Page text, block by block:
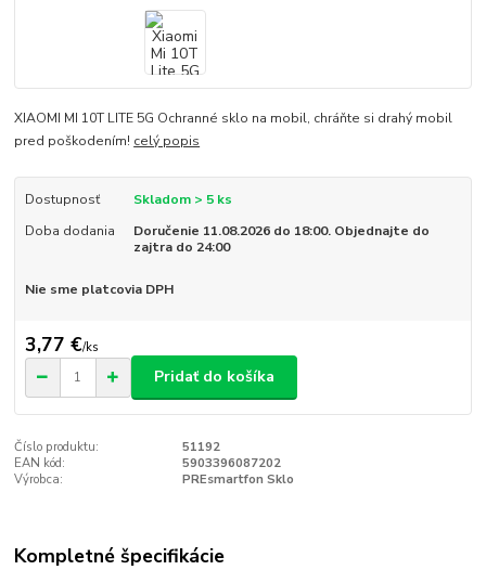
XIAOMI MI 10T LITE 5G Ochranné sklo na mobil, chráňte si drahý mobil
pred poškodením! celý popis
Dostupnosť
Skladom > 5 ks
Doba dodania
Doručenie 11.08.2026 do 18:00. Objednajte do
zajtra do 24:00
Nie sme platcovia DPH
3,77 €/ks
Pridať do košíka
Číslo produktu:
51192
EAN kód:
5903396087202
Výrobca:
PREsmartfon Sklo
Kompletné špecifikácie